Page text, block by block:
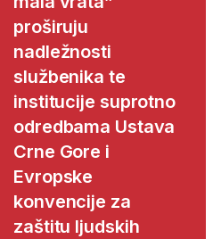
proširuju
nadležnosti
službenika te
institucije suprotno
odredbama Ustava
Crne Gore i
Evropske
konvencije za
zaštitu ljudskih